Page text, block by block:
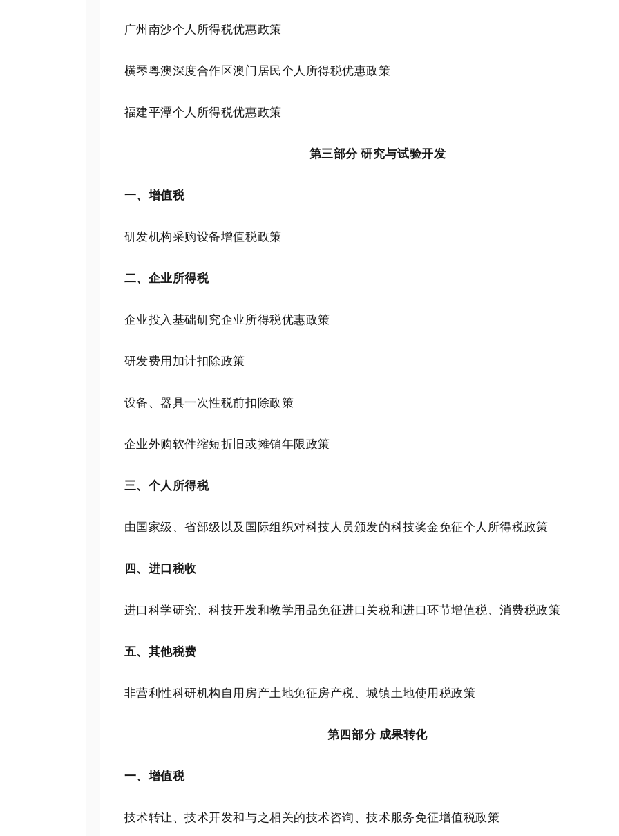
广州南沙个人所得税优惠政策
横琴粤澳深度合作区澳门居民个人所得税优惠政策
福建平潭个人所得税优惠政策
第三部分 研究与试验开发
一、增值税
研发机构采购设备增值税政策
二、企业所得税
企业投入基础研究企业所得税优惠政策
研发费用加计扣除政策
设备、器具一次性税前扣除政策
企业外购软件缩短折旧或摊销年限政策
三、个人所得税
由国家级、省部级以及国际组织对科技人员颁发的科技奖金免征个人所得税政策
四、进口税收
进口科学研究、科技开发和教学用品免征进口关税和进口环节增值税、消费税政策
五、其他税费
非营利性科研机构自用房产土地免征房产税、城镇土地使用税政策
第四部分 成果转化
一、增值税
技术转让、技术开发和与之相关的技术咨询、技术服务免征增值税政策